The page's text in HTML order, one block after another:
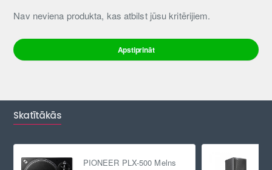
Nav neviena produkta, kas atbilst jūsu kritērijiem.
Apstiprināt
Skatītākās
PIONEER PLX-500 Melns